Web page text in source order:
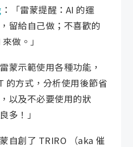
：「雷蒙提醒：AI 的運
留給自己做；不喜歡的
做。」
蒙示範使用各種功能，
的方式，分析使用後節省
以及不必要使用的狀
多！」
自創了 TRIRO （aka 催